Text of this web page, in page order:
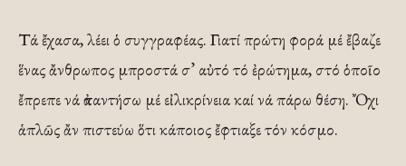
Τά ἔχασα, λέει ὁ συγγραφέας. Γιατί πρώτη φορά μέ ἔβαζε
ἕνας ἄνθρωπος μπροστά σ’ αὐτό τό ἐρώτημα, στό ὁποῖο
ἔπρεπε νά ἀπαντήσω μέ εἰλικρίνεια καί νά πάρω θέση. Ὄχι
ἁπλῶς ἄν πιστεύω ὅτι κάποιος ἔφτιαξε τόν κόσμο.